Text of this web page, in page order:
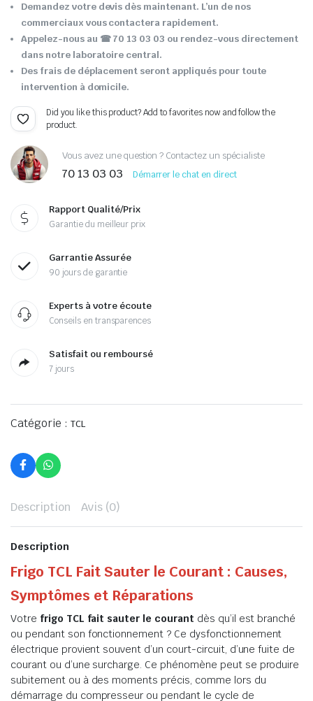
Demandez votre devis dès maintenant. L’un de nos
commerciaux vous contactera rapidement.
Appelez-nous au ☎ 70 13 03 03 ou rendez-vous directement
dans notre laboratoire central.
Des frais de déplacement seront appliqués pour toute
intervention à domicile.
Did you like this product? Add to favorites now and follow the
product.
Vous avez une question ? Contactez un spécialiste
70 13 03 03 Démarrer le chat en direct
Rapport Qualité/Prix
Garantie du meilleur prix
Garrantie Assurée
90 jours de garantie
Experts à votre écoute
Conseils en transparences
Satisfait ou remboursé
7 jours
Catégorie : TCL
Description Avis (0)
Description
Frigo TCL Fait Sauter le Courant : Causes,
Symptômes et Réparations
Votre frigo TCL fait sauter le courant dès qu’il est branché
ou pendant son fonctionnement ? Ce dysfonctionnement
électrique provient souvent d’un court-circuit, d’une fuite de
courant ou d’une surcharge. Ce phénomène peut se produire
subitement ou à des moments précis, comme lors du
démarrage du compresseur ou pendant le cycle de